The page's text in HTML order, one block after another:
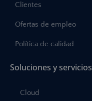
Clientes
Ofertas de empleo
Política de calidad
Soluciones y servicios
Cloud